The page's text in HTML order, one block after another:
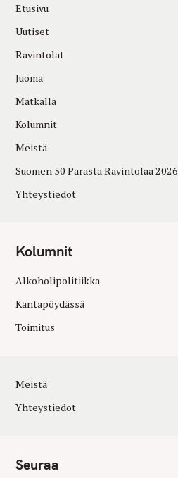
Etusivu
Uutiset
Ravintolat
Juoma
Matkalla
Kolumnit
Meistä
Suomen 50 Parasta Ravintolaa 2026
Yhteystiedot
Kolumnit
Alkoholipolitiikka
Kantapöydässä
Toimitus
Meistä
Yhteystiedot
Seuraa